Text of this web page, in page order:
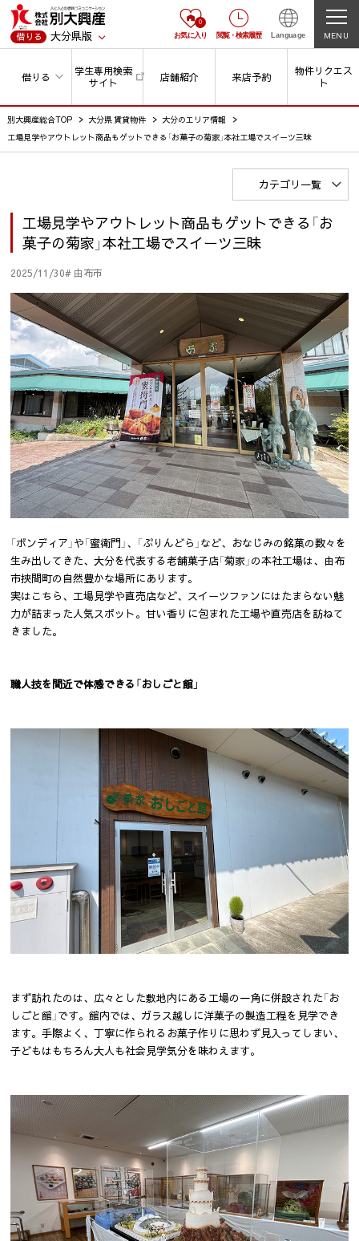
借りる 大分県版
0
お気に入り 閲覧・ 検索履歴 Language MENU
借りる
学生専用検索
サイト
店舗紹介 来店予約
物件リクエス
ト
別大興産総合TOP 大分県 賃貸物件
大分のエリア情報
工場見学やアウトレット商品もゲットできる「お菓子の菊家」本社工場でスイーツ三昧
カテゴリ一覧
工場見学やアウトレット商品もゲットできる「お
菓子の菊家」本社工場でスイーツ三昧
2025/11/30# 由布市
「ボンディア」や「蜜衛門」、「ぷりんどら」など、おなじみの銘菓の数々を
生み出してきた、大分を代表する老舗菓子店「菊家」の本社工場は、由布
市挾間町の自然豊かな場所にあります。
実はこちら、工場見学や直売店など、スイーツファンにはたまらない魅
力が詰まった人気スポット。甘い香りに包まれた工場や直売店を訪ねて
きました。
職人技を間近で体感できる「おしごと館」
まず訪れたのは、広々とした敷地内にある工場の一角に併設された「お
しごと館」です。館内では、ガラス越しに洋菓子の製造工程を見学でき
ます。手際よく、丁寧に作られるお菓子作りに思わず見入ってしまい、
子どもはもちろん大人も社会見学気分を味わえます。